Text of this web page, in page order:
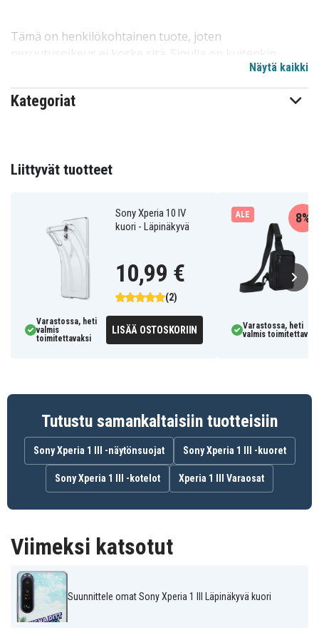
Tämä on henkilökohtainen tuote, joten
peruutusoikeus ei koske sitä. Sinulla on kuitenkin
normaalit reklamaatio-oikeudet, jos tuotteessa on
jotain vikaa.
Materiaali Muovi
Näytä kaikki
Kategoriat
Liittyvät tuotteet
Sony Xperia 10 IV
kuori - Läpinäkyvä
(2)
10,99 €
Varastossa, heti
valmis
toimitettavaksi
LISÄÄ OSTOSKORIIN
ALE 8%
Varastossa, heti
valmis
Tutustu samankaltaisiin tuotteisiin
Sony Xperia 1 III -näytönsuojat Sony Xperia 1 III -kuoret
Sony Xperia 1 III -kotelot Xperia 1 III Varaosat
Viimeksi katsotut
Suunnittele omat Sony Xperia 1 III Läpinäkyvä kuori